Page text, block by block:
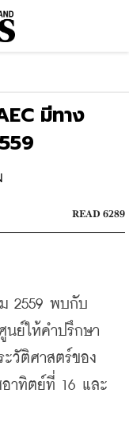
มีทาง
READ 6289
2559 พบกับ
นย์ให้คำปรึกษา
วัติศาสตร์ของ
อาทิตย์ที่ 16 และ